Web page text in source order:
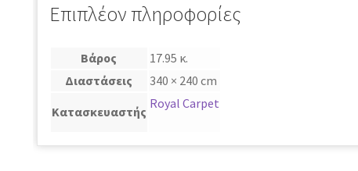
Επιπλέον πληροφορίες
Βάρος
17.95 κ.
Διαστάσεις
340 × 240 cm
Κατασκευαστής
Royal Carpet